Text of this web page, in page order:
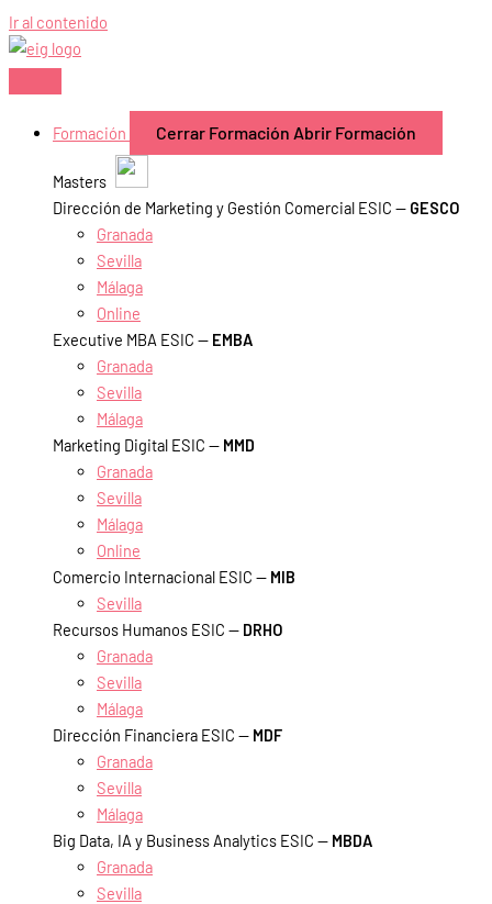
Ir al contenido
Formación Cerrar Formación Abrir Formación
Masters
Dirección de Marketing y Gestión Comercial ESIC — GESCO
Granada
Sevilla
Málaga
Online
Executive MBA ESIC — EMBA
Granada
Sevilla
Málaga
Marketing Digital ESIC — MMD
Granada
Sevilla
Málaga
Online
Comercio Internacional ESIC — MIB
Sevilla
Recursos Humanos ESIC — DRHO
Granada
Sevilla
Málaga
Dirección Financiera ESIC — MDF
Granada
Sevilla
Málaga
Big Data, IA y Business Analytics ESIC — MBDA
Granada
Sevilla